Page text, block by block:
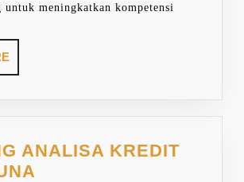
untuk meningkatkan kompetensi
READ
MORE
ANALISA KREDIT